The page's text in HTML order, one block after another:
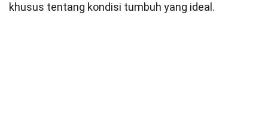
khusus tentang kondisi tumbuh yang ideal.